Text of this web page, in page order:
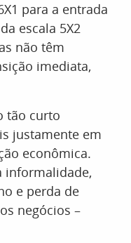
para a entrada
escala 5X2
não têm
imediata,
tão curto
justamente em
econômica.
informalidade,
e perda de
negócios –